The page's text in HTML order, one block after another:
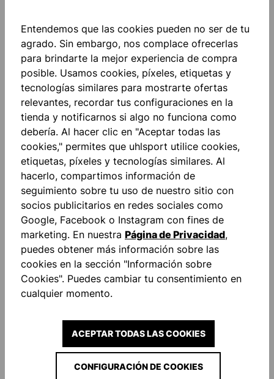
Descripción
SHIRT: REACTION Sublimations-Design auf beiden
Ärmeln Rundhalskragen gedruckter uhlsport-
Schriftzug auf der linken Brustsei…Más
Valoraciones
Omitir la galería de productos
Accessory Items
Entendemos que las cookies pueden no ser de tu
agrado. Sin embargo, nos complace ofrecerlas
para brindarte la mejor experiencia de compra
posible. Usamos cookies, píxeles, etiquetas y
tecnologías similares para mostrarte ofertas
relevantes, recordar tus configuraciones en la
tienda y notificarnos si algo no funciona como
debería. Al hacer clic en "Aceptar todas las
cookies," permites que uhlsport utilice cookies,
etiquetas, píxeles y tecnologías similares. Al
hacerlo, compartimos información de
seguimiento sobre tu uso de nuestro sitio con
socios publicitarios en redes sociales como
Google, Facebook o Instagram con fines de
marketing. En nuestra Página de Privacidad,
puedes obtener más información sobre las
cookies en la sección "Información sobre
Cookies". Puedes cambiar tu consentimiento en
cualquier momento.
CONFIGURACIÓN DE COOKIES
ACEPTAR TODAS LAS COOKIES